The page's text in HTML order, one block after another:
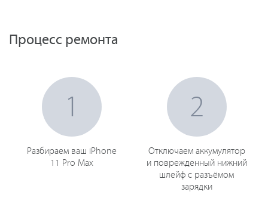
Процесс ремонта
1
Разбираем ваш iPhone
11 Pro Max
2
Отключаем аккумулятор
и поврежденный нижний
шлейф с разъёмом
зарядки